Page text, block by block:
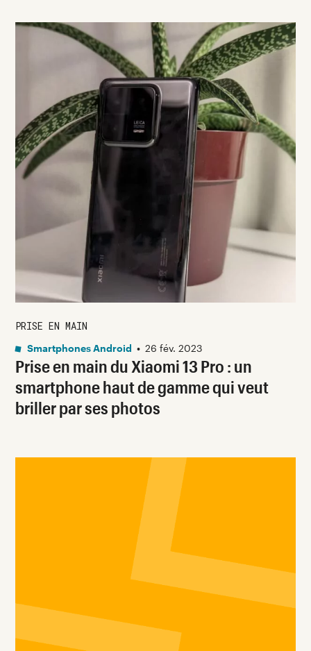
Prise en main du Xiaomi 13 Pro : un
smartphone haut de gamme qui veut
briller par ses photos
PRISE EN MAIN
Smartphones Android • 26 fév. 2023